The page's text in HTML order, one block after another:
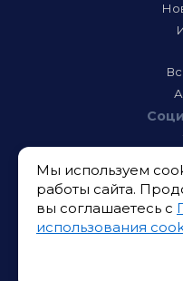
Мы используем
работы сайта.
вы соглашаетесь с
использования